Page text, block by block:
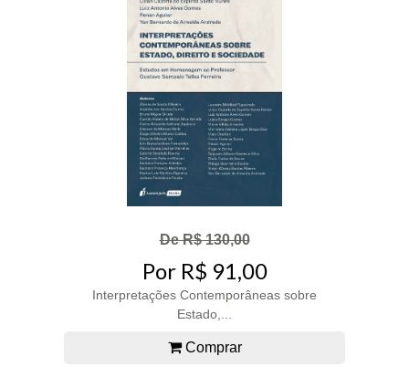
De R$ 130,00
Por R$ 91,00
Interpretações Contemporâneas sobre
Estado,...
Comprar